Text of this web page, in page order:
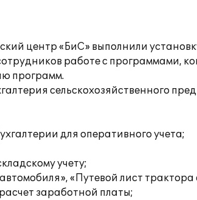
центр «БиС» выполнили
работе с программами,
программ.
сельскохозяйственного
для оперативного учета;
учету;
«Путевой лист
заработной платы;